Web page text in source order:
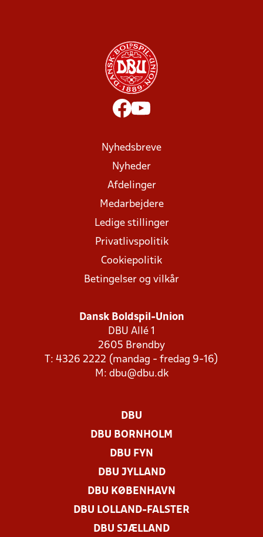
Nyhedsbreve
Nyheder
Afdelinger
Medarbejdere
Ledige stillinger
Privatlivspolitik
Cookiepolitik
Betingelser og vilkår
Dansk Boldspil-Union
DBU Allé 1
2605 Brøndby
T: 4326 2222 (mandag - fredag 9-16)
M: dbu@dbu.dk
DBU
DBU BORNHOLM
DBU FYN
DBU JYLLAND
DBU KØBENHAVN
DBU LOLLAND-FALSTER
DBU SJÆLLAND